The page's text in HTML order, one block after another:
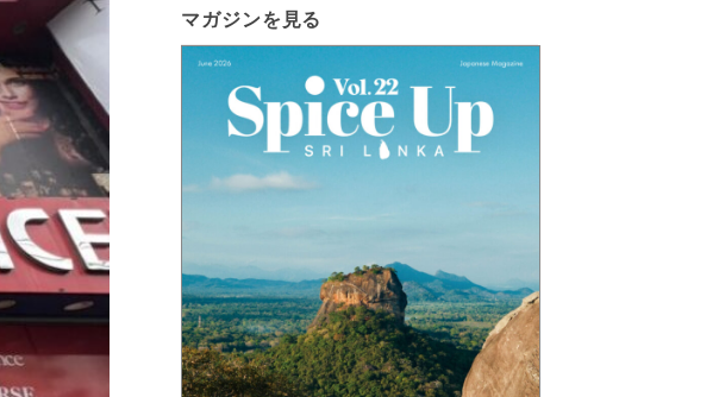
マガジンを見る